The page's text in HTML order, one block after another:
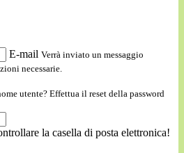
E-mail Verrà inviato un messaggio
necessarie.
utente? Effettua il reset della password
la casella di posta elettronica!